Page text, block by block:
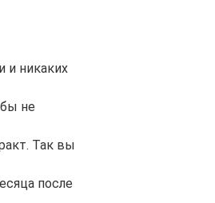
и никаких
не
Так вы
после